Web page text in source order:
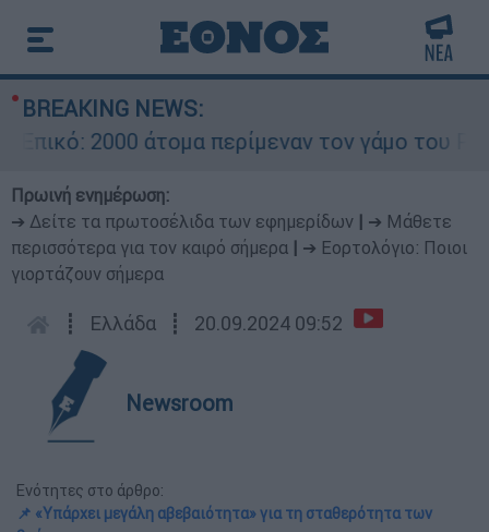
BREAKING NEWS:
2000 άτομα περίμεναν τον γάμο του
Πρωινή ενημέρωση:
➔ Δείτε τα πρωτοσέλιδα των εφημερίδων
➔ Μάθετε
περισσότερα για τον καιρό σήμερα
➔ Εορτολόγιο: Ποιοι
γιορτάζουν σήμερα
┋ Ελλάδα ┋ 20.09.2024 09:52
Newsroom
Ενότητες στο άρθρο:
📌 «Υπάρχει μεγάλη αβεβαιότητα» για τη σταθερότητα των